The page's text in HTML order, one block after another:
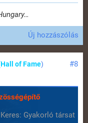
Új hozzászólás
#8
Hall of Fame)
Keres: Gyakorló társat